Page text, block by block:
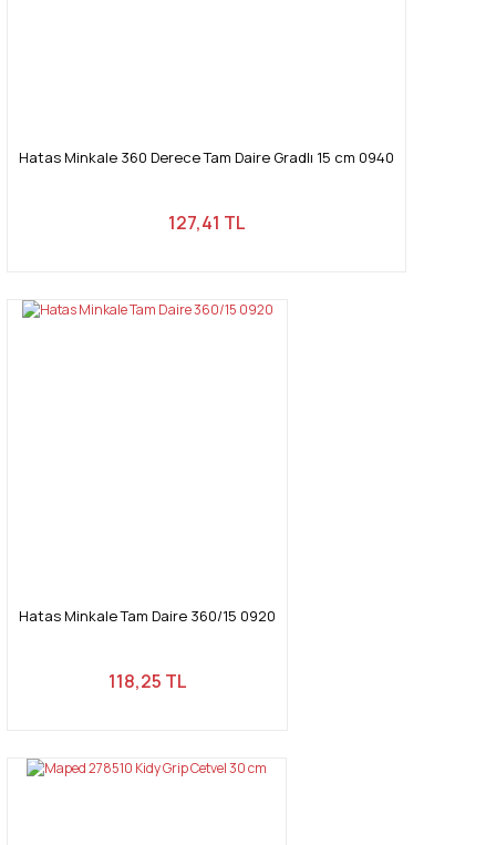
Hatas Minkale 360 Derece Tam Daire Gradlı 15 cm 0940
127,41 TL
Hatas Minkale Tam Daire 360/15 0920
118,25 TL